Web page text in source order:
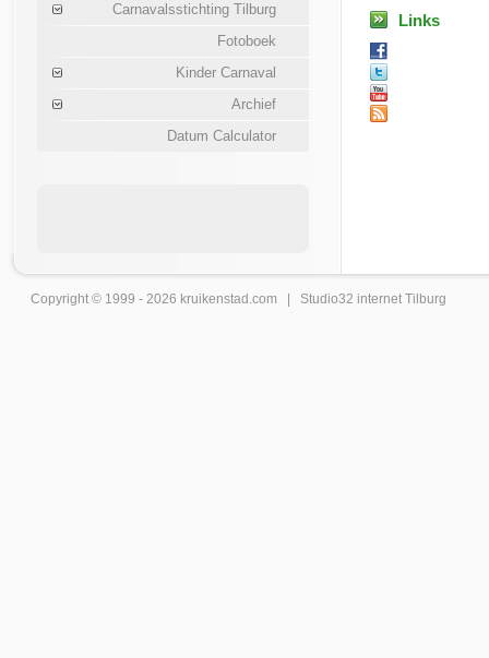
Carnavalsstichting Tilburg
Fotoboek
Kinder Carnaval
Archief
Datum Calculator
Links
Copyright © 1999 - 2026 kruikenstad .com | Studio32 internet Tilburg